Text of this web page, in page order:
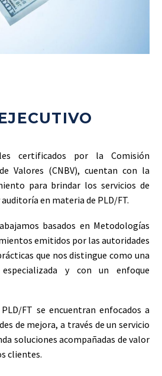
certificados por la Comisión
Valores (CNBV), cuentan con la
para brindar los servicios de
en materia de PLD/FT.
basados en Metodologías
emitidos por las autoridades
que nos distingue como una
especializada y con un enfoque
FT se encuentran enfocados a
de mejora, a través de un servicio
soluciones acompañadas de valor
clientes.